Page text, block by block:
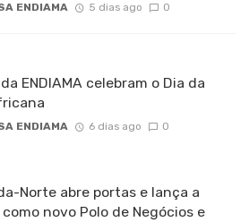
ENDIAMA 5 dias ago 0
ENDIAMA celebram o Dia da
ENDIAMA 6 dias ago 0
Norte abre portas e lança a
novo Polo de Negócios e